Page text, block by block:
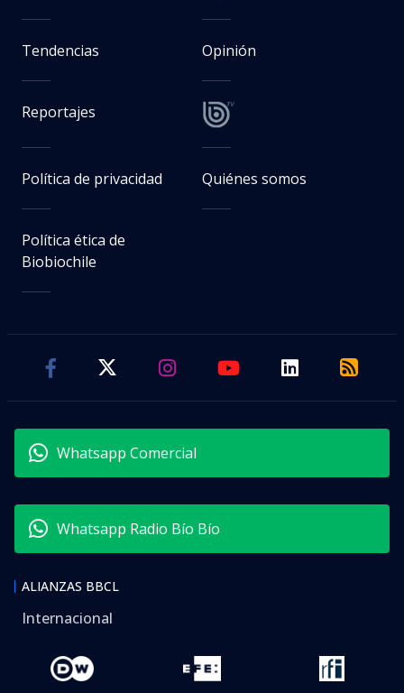
Tendencias Opinión
Reportajes
Política de privacidad Quiénes somos
Política ética de
Biobiochile
Whatsapp Comercial
Whatsapp Radio Bío Bío
ALIANZAS BBCL
Internacional